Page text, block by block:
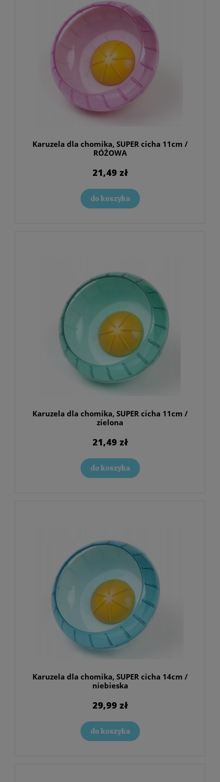
Karuzela dla chomika, SUPER cicha 11cm /
RÓŻOWA
21,49 zł
do koszyka
Karuzela dla chomika, SUPER cicha 11cm /
zielona
21,49 zł
do koszyka
Karuzela dla chomika, SUPER cicha 14cm /
niebieska
29,99 zł
do koszyka